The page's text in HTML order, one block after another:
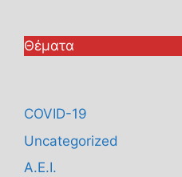
Θέματα
COVID-19
Uncategorized
Α.Ε.Ι.